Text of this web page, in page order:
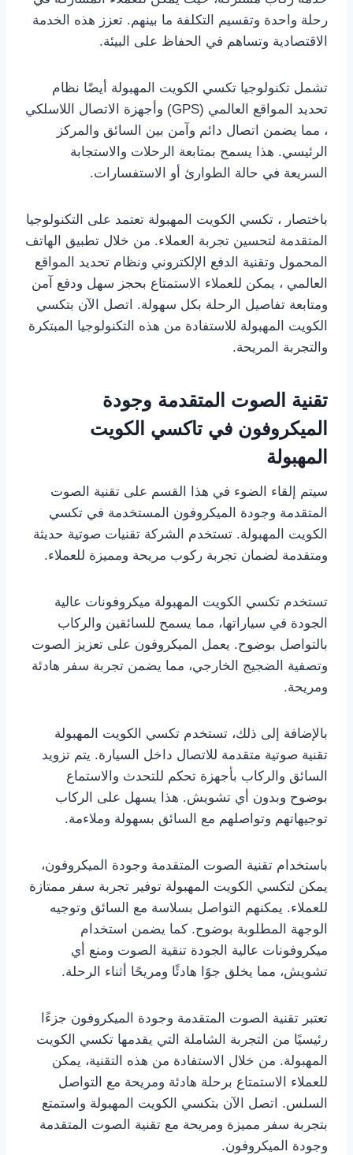
رحلة واحدة وتقسيم التكلفة ما بينهم. تعزز هذه الخدمة
الاقتصادية وتساهم في الحفاظ على البيئة.
تشمل تكنولوجيا تكسي الكويت المهبولة أيضًا نظام
تحديد المواقع العالمي (GPS) وأجهزة الاتصال اللاسلكي
، مما يضمن اتصال دائم وآمن بين السائق والمركز
الرئيسي. هذا يسمح بمتابعة الرحلات والاستجابة
السريعة في حالة الطوارئ أو الاستفسارات.
باختصار ، تكسي الكويت المهبولة تعتمد على التكنولوجيا
المتقدمة لتحسين تجربة العملاء. من خلال تطبيق الهاتف
المحمول وتقنية الدفع الإلكتروني ونظام تحديد المواقع
العالمي ، يمكن للعملاء الاستمتاع بحجز سهل ودفع آمن
ومتابعة تفاصيل الرحلة بكل سهولة. اتصل الآن بتكسي
الكويت المهبولة للاستفادة من هذه التكنولوجيا المبتكرة
والتجربة المريحة.
تقنية الصوت المتقدمة وجودة
الميكروفون في تاكسي الكويت
المهبولة
سيتم إلقاء الضوء في هذا القسم على تقنية الصوت
المتقدمة وجودة الميكروفون المستخدمة في تكسي
الكويت المهبولة. تستخدم الشركة تقنيات صوتية حديثة
ومتقدمة لضمان تجربة ركوب مريحة ومميزة للعملاء.
تستخدم تكسي الكويت المهبولة ميكروفونات عالية
الجودة في سياراتها، مما يسمح للسائقين والركاب
بالتواصل بوضوح. يعمل الميكروفون على تعزيز الصوت
وتصفية الضجيج الخارجي، مما يضمن تجربة سفر هادئة
ومريحة.
بالإضافة إلى ذلك، تستخدم تكسي الكويت المهبولة
تقنية صوتية متقدمة للاتصال داخل السيارة. يتم تزويد
السائق والركاب بأجهزة تحكم للتحدث والاستماع
بوضوح وبدون أي تشويش. هذا يسهل على الركاب
توجيهاتهم وتواصلهم مع السائق بسهولة وملاءمة.
باستخدام تقنية الصوت المتقدمة وجودة الميكروفون،
يمكن لتكسي الكويت المهبولة توفير تجربة سفر ممتازة
للعملاء. يمكنهم التواصل بسلاسة مع السائق وتوجيه
الوجهة المطلوبة بوضوح. كما يضمن استخدام
ميكروفونات عالية الجودة تنقية الصوت ومنع أي
تشويش، مما يخلق جوًا هادئًا ومريحًا أثناء الرحلة.
تعتبر تقنية الصوت المتقدمة وجودة الميكروفون جزءًا
رئيسيًا من التجربة الشاملة التي يقدمها تكسي الكويت
المهبولة. من خلال الاستفادة من هذه التقنية، يمكن
للعملاء الاستمتاع برحلة هادئة ومريحة مع التواصل
السلس. اتصل الآن بتكسي الكويت المهبولة واستمتع
بتجربة سفر مميزة ومريحة مع تقنية الصوت المتقدمة
وجودة الميكروفون.